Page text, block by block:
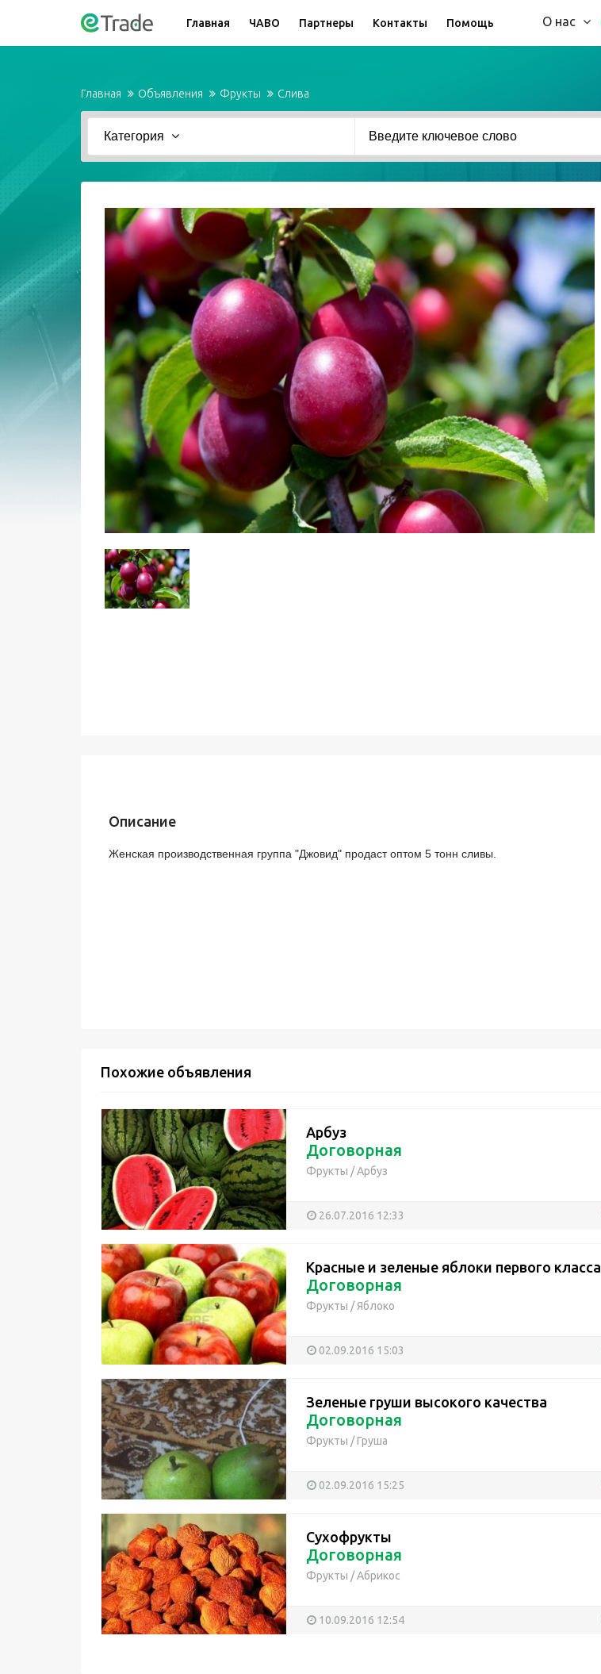
Главная ЧАВО Партнеры Контакты Помощь О нас
Главная Объявления Фрукты Слива
Категория
Описание
Женская производственная группа "Джовид" продаст оптом 5 тонн сливы.
Похожие объявления
Арбуз
Договорная
Фрукты /Арбуз
26.07.2016 12:33
Красные и зеленые яблоки первого класса
Договорная
Фрукты /Яблоко
02.09.2016 15:03
Зеленые груши высокого качества
Договорная
Фрукты /Груша
02.09.2016 15:25
Сухофрукты
Договорная
Фрукты /Абрикос
10.09.2016 12:54